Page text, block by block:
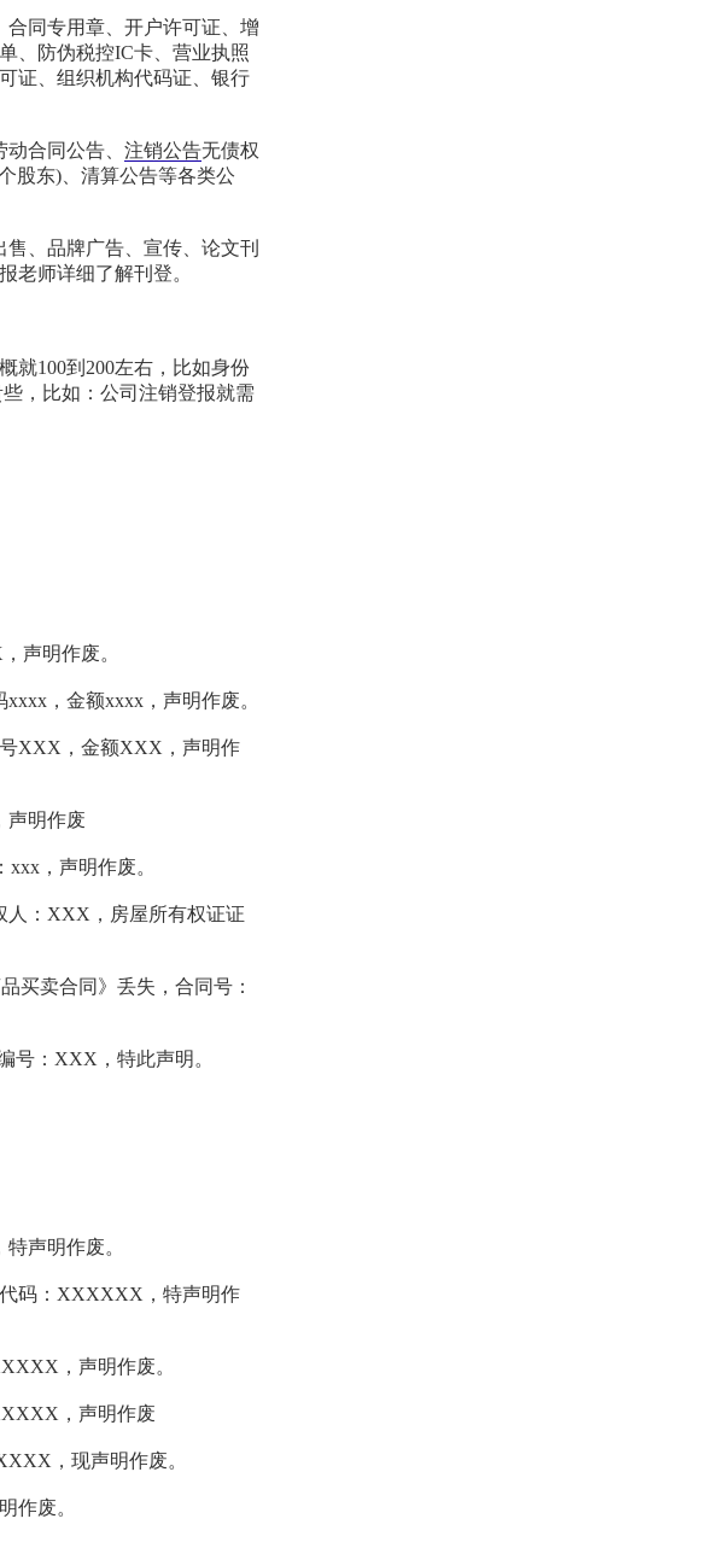
同专用章、开户许可证、增
、防伪税控IC卡、营业执照
证、组织机构代码证、银行
合同公告、 注销公告无债权
股东)、清算公告等各类公
、品牌广告、宣传、论文刊
老师详细了解刊登。
就100到200左右，比如身份
，比如：公司注销登报就需
声明作废。
，金额xxxx，声明作废。
XXX，金额XXX，声明作
明作废
，声明作废。
：XXX，房屋所有权证证
卖合同》丢失，合同号：
号：XXX，特此声明。
声明作废。
码：XXXXXX，特声明作
，声明作废。
，声明作废
，现声明作废。
作废。